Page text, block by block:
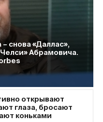
снова «Даллас»,
Абрамовича.
открывают
глаза, бросают
коньками